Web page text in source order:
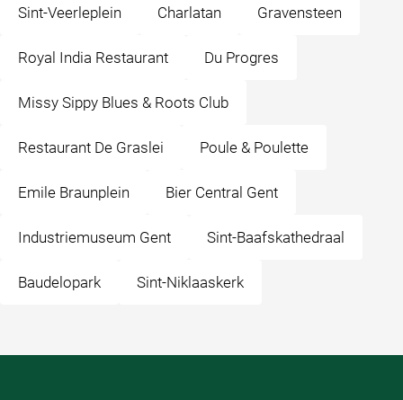
Sint-Veerleplein Charlatan Gravensteen
Royal India Restaurant Du Progres
Missy Sippy Blues & Roots Club
Restaurant De Graslei Poule & Poulette
Emile Braunplein Bier Central Gent
Industriemuseum Gent Sint-Baafskathedraal
Baudelopark Sint-Niklaaskerk